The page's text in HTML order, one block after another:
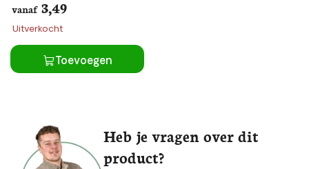
vanaf 3,49
Uitverkocht
Toevoegen
Heb je vragen over dit
product?